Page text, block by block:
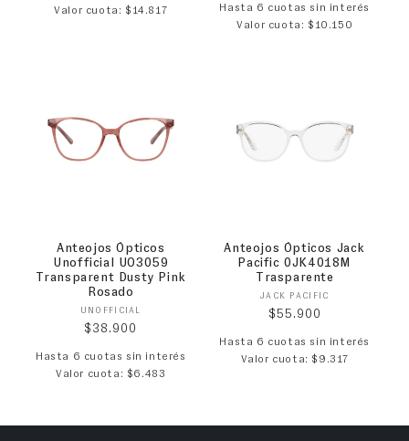
Valor cuota: $14.817
Hasta 6 cuotas sin interés
Valor cuota: $10.150
Anteojos Ópticos
Unofficial UO3059
Transparent Dusty Pink
Rosado
Proveedor:
UNOFFICIAL
Precio habitual
$38.900
Hasta 6 cuotas sin interés
Valor cuota: $6.483
Anteojos Ópticos Jack
Pacific 0JK4018M
Trasparente
Proveedor:
JACK PACIFIC
Precio habitual
$55.900
Hasta 6 cuotas sin interés
Valor cuota: $9.317